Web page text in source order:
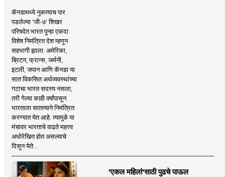
कॅनडामध्ये नुकत्याच पार
पडलेल्या 'जी-७' शिखर
परिषदेत भारत पुन्हा एकदा
विशेष निमंत्रित देश म्हणून
सहभागी झाला. अमेरिका,
ब्रिटन, फ्रान्स, जर्मनी,
इटली, जपान आणि कॅनडा या
सात विकसित अर्थव्यवस्थांच्या
गटाचा भारत सदस्य नसला,
तरी गेल्या काही वर्षांपासून
भारताला सातत्याने निमंत्रित
करण्यात येत आहे. त्यामुळे या
मंचावर भारताचे वाढते महत्त्व
अधोरेखित होत असल्याचे
दिसून येते...
'एकल महिलां'साठी पुढचे पाऊल